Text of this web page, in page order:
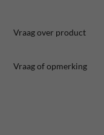
Vraag over product
Vraag of opmerking